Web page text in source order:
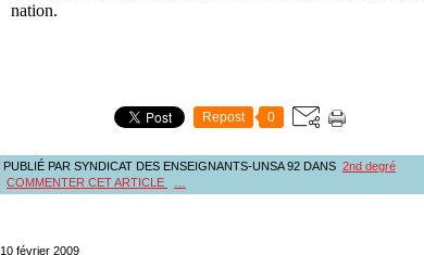
nation.
Repost 0
PUBLIÉ PAR SYNDICAT DES ENSEIGNANTS-UNSA 92 DANS 2nd degré
COMMENTER CET ARTICLE
10 février 2009